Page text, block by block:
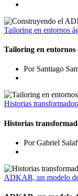
Tailoring en entornos
Tailoring en entornos
Por Santiago
Historias
Historias
Por Gabriel
ADKAR, un modelo